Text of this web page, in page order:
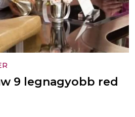
9 legnagyobb red